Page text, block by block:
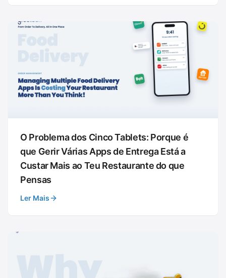
O Problema dos Cinco Tablets: Porque é
que Gerir Várias Apps de Entrega Está a
Custar Mais ao Teu Restaurante do que
Pensas
Ler Mais